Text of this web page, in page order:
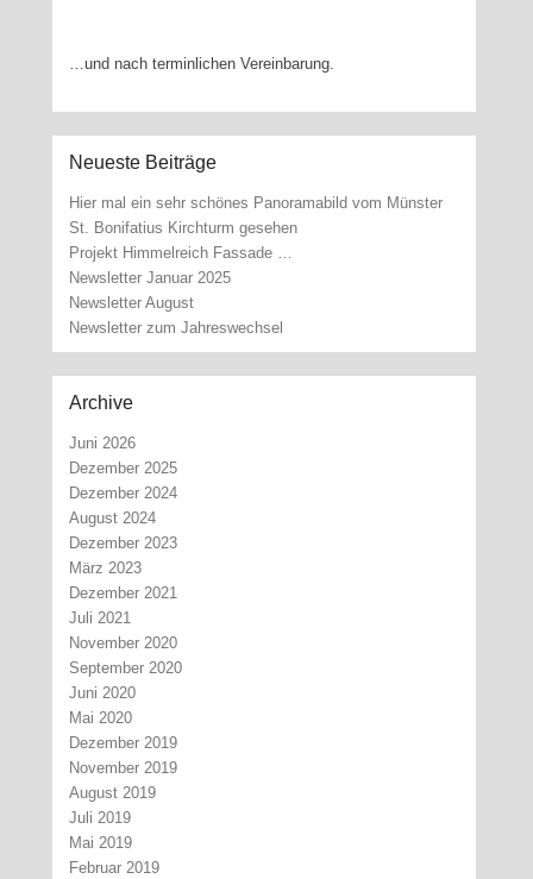
…und nach terminlichen Vereinbarung.
Neueste Beiträge
Hier mal ein sehr schönes Panoramabild vom Münster
St. Bonifatius Kirchturm gesehen
Projekt Himmelreich Fassade …
Newsletter Januar 2025
Newsletter August
Newsletter zum Jahreswechsel
Archive
Juni 2026
Dezember 2025
Dezember 2024
August 2024
Dezember 2023
März 2023
Dezember 2021
Juli 2021
November 2020
September 2020
Juni 2020
Mai 2020
Dezember 2019
November 2019
August 2019
Juli 2019
Mai 2019
Februar 2019